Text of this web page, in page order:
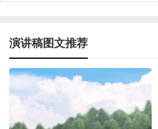
演讲稿图文推荐